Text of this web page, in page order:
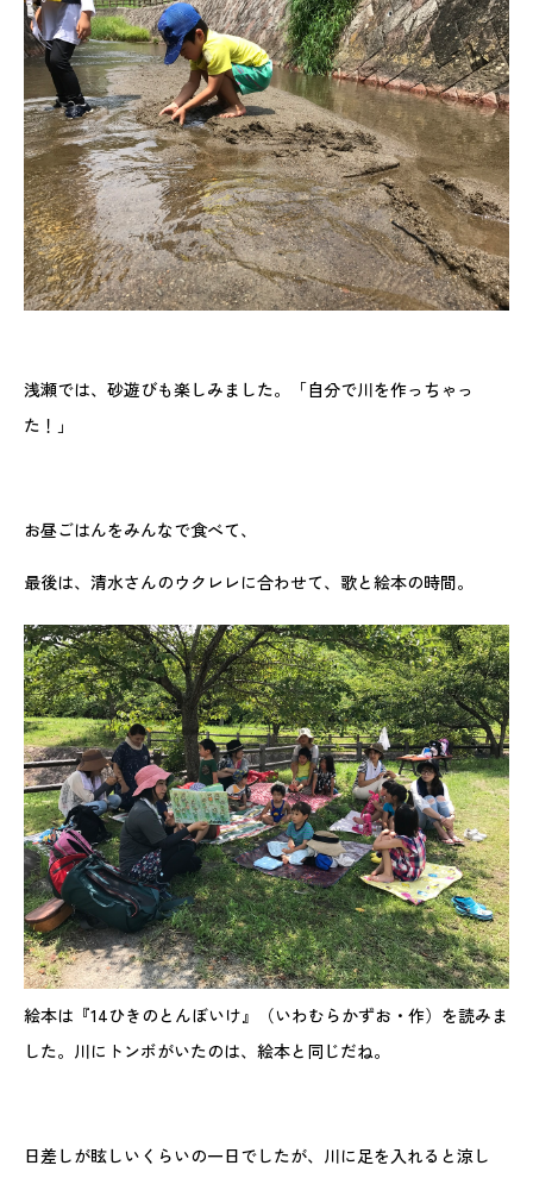
浅瀬では、砂遊びも楽しみました。「自分で川を作っちゃっ
た！」
お昼ごはんをみんなで食べて、
最後は、清水さんのウクレレに合わせて、歌と絵本の時間。
絵本は『14ひきのとんぼいけ』（いわむらかずお・作）を読みま
した。川にトンボがいたのは、絵本と同じだね。
日差しが眩しいくらいの一日でしたが、川に足を入れると涼し